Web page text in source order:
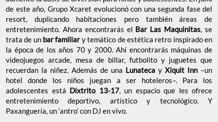
de este año, Grupo Xcaret evolucionó con una segunda fase del
resort, duplicando habitaciones pero también áreas de
entretenimiento. Ahora encontrarás el Bar Las Maquinitas, se
trata de unbar familiary temático de estética retro inspirado en
la época de los años 70 y 2000. Ahí encontrarás máquinas de
videojuegos arcade, mesa de billar, futbolito y juguetes que
recuerdan la niñez. Además de una Lunateca y Xiquit Inn –un
hotel donde los niños juegan a ser hoteleros–. Para los
adolescentes está Dixtrito 13-17, un espacio que les ofrece
entretenimiento deportivo, artístico y tecnológico. Y
Paxanguería, un ‘antro’ con DJ en vivo.